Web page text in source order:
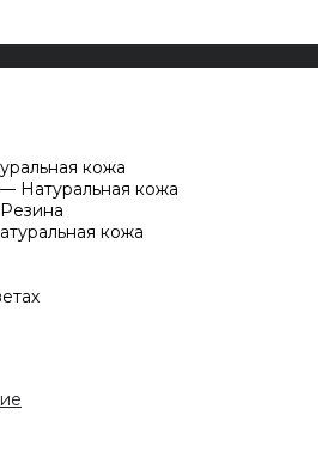
кожа
— Натуральная кожа
Резина
кожа